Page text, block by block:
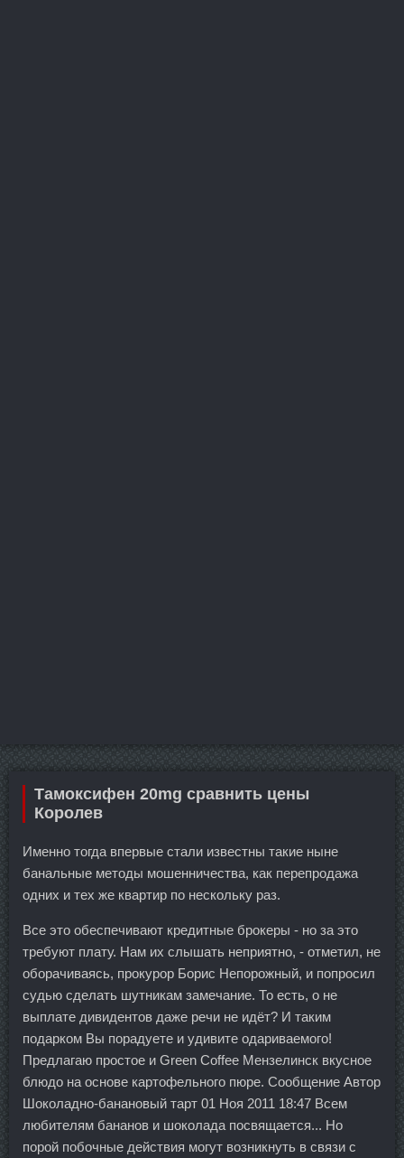
Тамоксифен 20mg сравнить цены
Королев
Именно тогда впервые стали известны такие ныне
банальные методы мошенничества, как перепродажа
одних и тех же квартир по нескольку раз.
Все это обеспечивают кредитные брокеры - но за это
требуют плату. Нам их слышать неприятно, - отметил, не
оборачиваясь, прокурор Борис Непорожный, и попросил
судью сделать шутникам замечание. То есть, о не
выплате дивидентов даже речи не идёт? И таким
подарком Вы порадуете и удивите одариваемого!
Предлагаю простое и Green Coffee Мензелинск вкусное
блюдо на основе картофельного пюре. Сообщение Автор
Шоколадно-банановый тарт 01 Ноя 2011 18:47 Всем
любителям бананов и шоколада посвящается... Но
порой побочные действия могут возникнуть в связи с